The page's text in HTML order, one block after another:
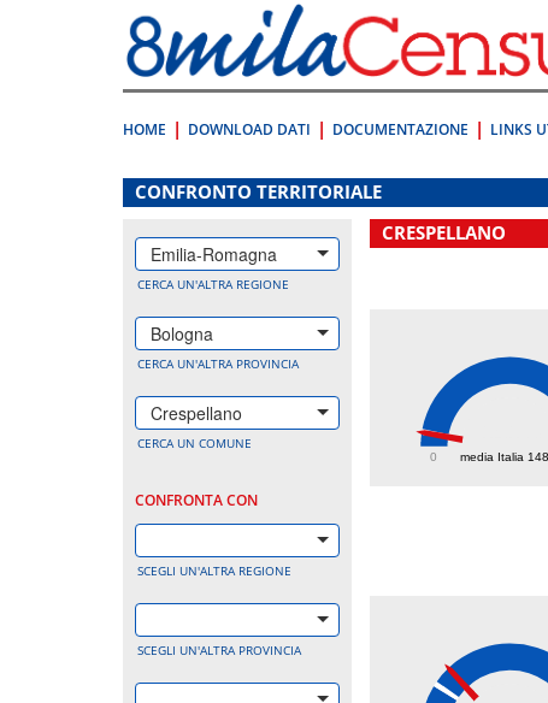
direttamente
a:
Contenuto
HOME DOWNLOAD DATI DOCUMENTAZIONE LINKS
.
CONFRONTO TERRITORIALE
Emilia-Romagna
CERCA UN'ALTRA REGIONE
Bologna
CERCA UN'ALTRA PROVINCIA
Crespellano
CERCA UN COMUNE
CONFRONTA CON
SCEGLI UN'ALTRA REGIONE
SCEGLI UN'ALTRA PROVINCIA
CRESPELLANO
media Italia
0